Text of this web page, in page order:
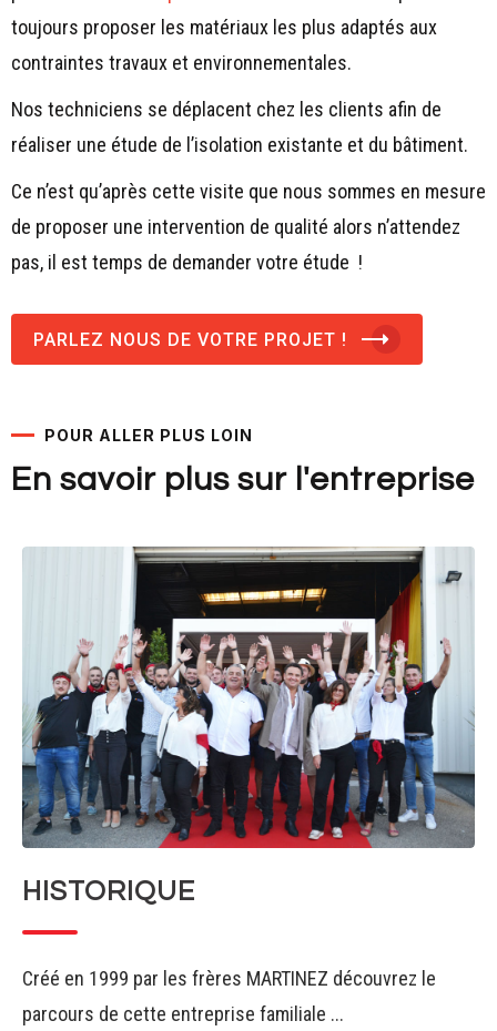
toujours proposer les matériaux les plus adaptés aux
contraintes travaux et environnementales.
Nos techniciens se déplacent chez les clients afin de
réaliser une étude de l’isolation existante et du bâtiment.
Ce n’est qu’après cette visite que nous sommes en mesure
de proposer une intervention de qualité alors n’attendez
pas, il est temps de demander votre étude !
PARLEZ NOUS DE VOTRE PROJET !
POUR ALLER PLUS LOIN
En savoir plus sur l'entreprise
HISTORIQUE
Créé en 1999 par les frères MARTINEZ découvrez le
parcours de cette entreprise familiale ...